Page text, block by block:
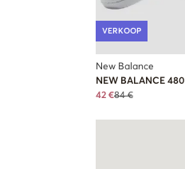
VERKOOP
New Balance
NEW BALANCE 480
42 €84 €